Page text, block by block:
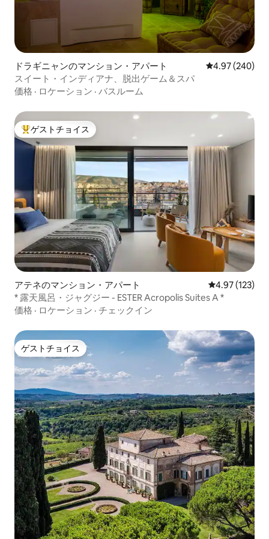
ドラギニャンのマンション・アパート レビュー240
4.97 (240)
スイート・インディアナ、脱出ゲーム＆スパ
価格 · ロケーション · バスルーム
大好評のゲストチョイスです。
ゲストチョイス
アテネのマンション・アパート レビュー123
4.97 (123)
* 露天風呂・ジャグジー - ESTER Acropolis Suites A *
価格 · ロケーション · チェックイン
ゲストチョイス
ゲストチョイス